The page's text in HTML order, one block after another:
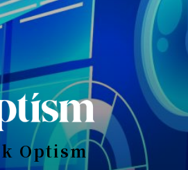
Optism